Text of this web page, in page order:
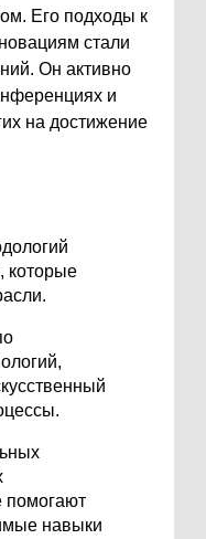
Его подходы к
стали
Он активно
и
на достижение
которые
помогают
навыки